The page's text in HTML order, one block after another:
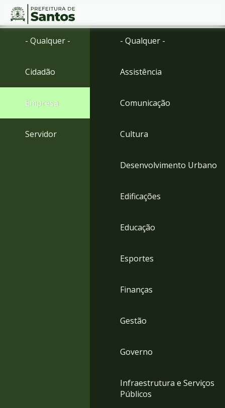
Ir
Ir
menu
Conteúdo
- Qualquer -
Cidadão
Empresa
Servidor
- Qualquer -
Assistência
Comunicação
Cultura
Desenvolvimento Urbano
Edificações
Educação
Esportes
Finanças
Gestão
Governo
Infraestrutura e Serviços
Públicos